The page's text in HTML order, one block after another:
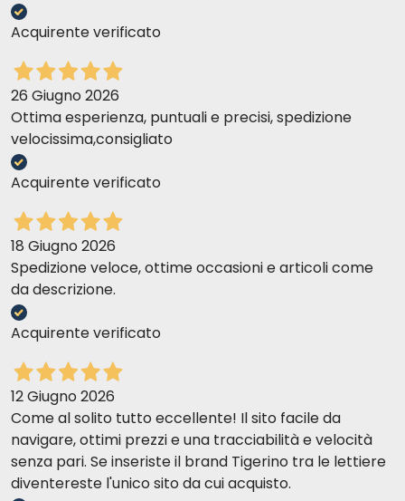
Acquirente verificato
26 Giugno 2026
Ottima esperienza, puntuali e precisi, spedizione
velocissima,consigliato
Acquirente verificato
18 Giugno 2026
Spedizione veloce, ottime occasioni e articoli come
da descrizione.
Acquirente verificato
12 Giugno 2026
Come al solito tutto eccellente! Il sito facile da
navigare, ottimi prezzi e una tracciabilità e velocità
senza pari. Se inseriste il brand Tigerino tra le lettiere
diventereste l'unico sito da cui acquisto.